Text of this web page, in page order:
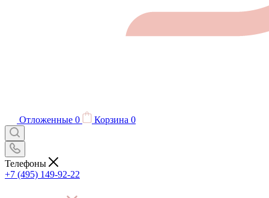
Отложенные 0 Корзина 0
Телефоны
+7 (495) 149-92-22